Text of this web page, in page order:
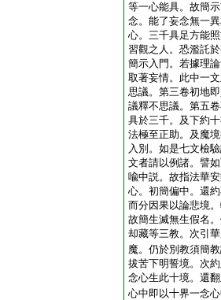
等一心能具。故簡
念。能了妄念無一
心。三千具足方能
習觀之人。恐濫託
簡示入門。若據理
取著妄情。此中一
思議。第三卷初地
議釋不思議。第五
具於三千。及下約
法極至正助。及魔
入別。如是七文檢
文者請以例諸。譬
喩中説。故指法華
心。初簡偏中。還
而分因果以論悲境
故簡生滅無生假名
却藏等三教。次引
魔。仍於別教須簡
拔苦下明誓境。次
念心生此十境。還
心中即以十界一念